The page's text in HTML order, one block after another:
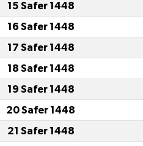
15 Safer 1448
16 Safer 1448
17 Safer 1448
18 Safer 1448
19 Safer 1448
20 Safer 1448
21 Safer 1448